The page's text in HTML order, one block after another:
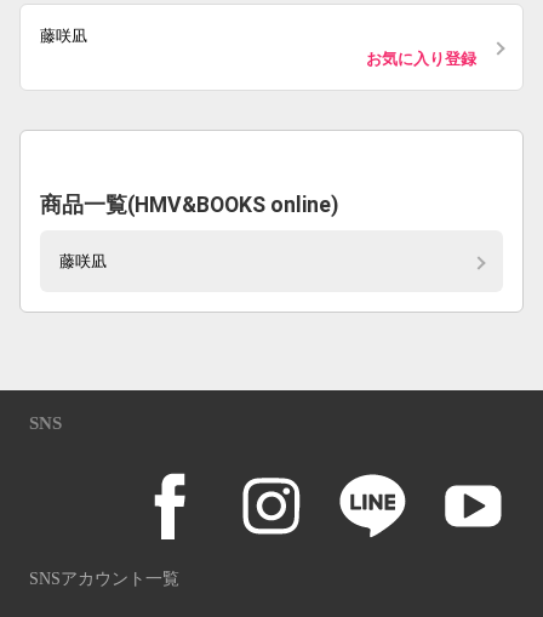
藤咲凪
お気に入り登録
商品一覧(HMV&BOOKS online)
藤咲凪
SNS
SNSアカウント一覧